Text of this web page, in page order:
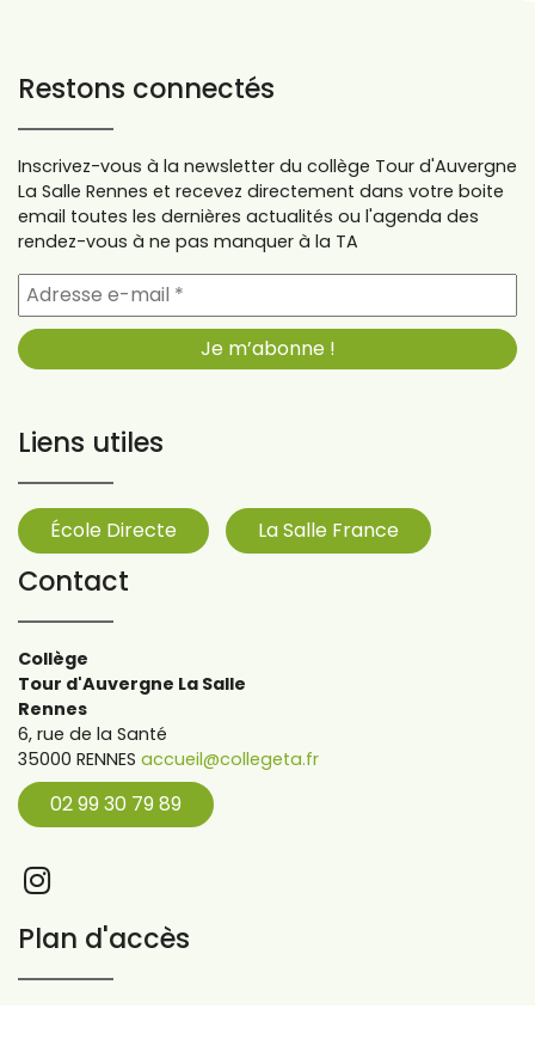
Restons connectés
Inscrivez-vous à la newsletter du collège Tour d'Auvergne
La Salle Rennes et recevez directement dans votre boite
email toutes les dernières actualités ou l'agenda des
rendez-vous à ne pas manquer à la TA
Liens utiles
École Directe La Salle France
Contact
Collège
Tour d'Auvergne La Salle
Rennes
6, rue de la Santé
35000 RENNES accueil@collegeta.fr
02 99 30 79 89
Plan d'accès